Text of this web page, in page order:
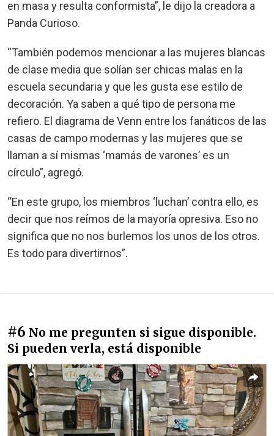
en masa y resulta conformista”, le dijo la creadora a
Panda Curioso.
“También podemos mencionar a las mujeres blancas
de clase media que solían ser chicas malas en la
escuela secundaria y que les gusta ese estilo de
decoración. Ya saben a qué tipo de persona me
refiero. El diagrama de Venn entre los fanáticos de las
casas de campo modernas y las mujeres que se
llaman a sí mismas ‘mamás de varones’ es un
círculo”, agregó.
“En este grupo, los miembros ‘luchan’ contra ello, es
decir que nos reímos de la mayoría opresiva. Eso no
significa que no nos burlemos los unos de los otros.
Es todo para divertirnos”.
#6 No me pregunten si sigue disponible.
Si pueden verla, está disponible